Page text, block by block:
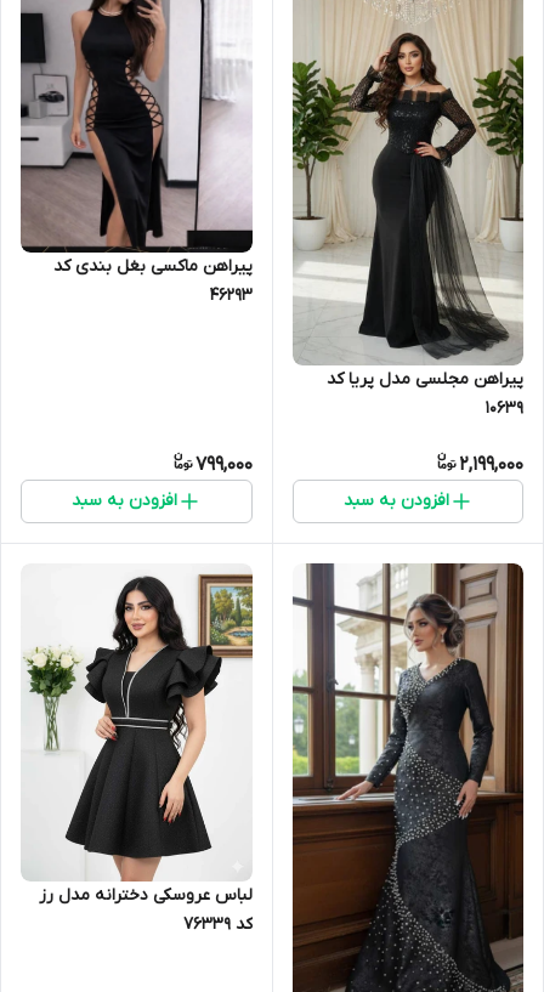
پیراهن مجلسی مدل پریا کد
10639
2,199,000
افزودن به سبد
پیراهن ماکسی بغل بندی کد
46293
799,000
افزودن به سبد
لباس عروسکی دخترانه مدل رز
کد 76339